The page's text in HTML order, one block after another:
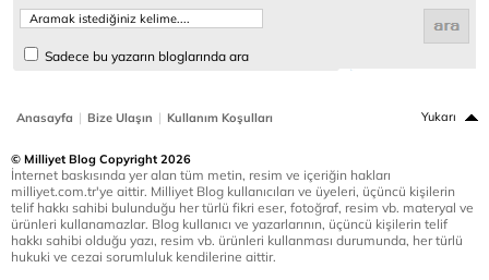
Sadece bu yazarın bloglarında ara
Anasayfa | Bize Ulaşın | Kullanım Koşulları Yukarı
© Milliyet Blog Copyright 2026
İnternet baskısında yer alan tüm metin, resim ve içeriğin hakları
milliyet.com.tr'ye aittir. Milliyet Blog kullanıcıları ve üyeleri, üçüncü kişilerin
telif hakkı sahibi bulunduğu her türlü fikri eser, fotoğraf, resim vb. materyal ve
ürünleri kullanamazlar. Blog kullanıcı ve yazarlarının, üçüncü kişilerin telif
hakkı sahibi olduğu yazı, resim vb. ürünleri kullanması durumunda, her türlü
hukuki ve cezai sorumluluk kendilerine aittir.